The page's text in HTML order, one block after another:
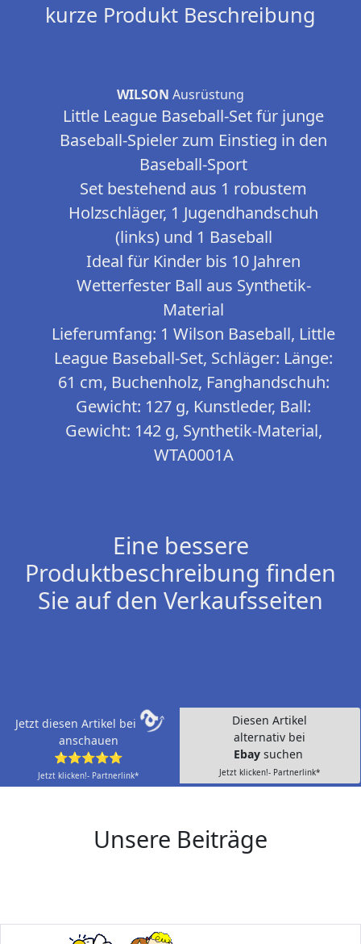
kurze Produkt Beschreibung
WILSON Ausrüstung
Little League Baseball-Set für junge
Baseball-Spieler zum Einstieg in den
Baseball-Sport
Set bestehend aus 1 robustem
Holzschläger, 1 Jugendhandschuh
(links) und 1 Baseball
Ideal für Kinder bis 10 Jahren
Wetterfester Ball aus Synthetik-
Material
Lieferumfang: 1 Wilson Baseball, Little
League Baseball-Set, Schläger: Länge:
61 cm, Buchenholz, Fanghandschuh:
Gewicht: 127 g, Kunstleder, Ball:
Gewicht: 142 g, Synthetik-Material,
WTA0001A
Eine bessere
Produktbeschreibung finden
Sie auf den Verkaufsseiten
Jetzt diesen Artikel bei
anschauen
⭐⭐⭐⭐⭐
Jetzt klicken!- Partnerlink*
Diesen Artikel
alternativ bei
Ebay suchen
Jetzt klicken!- Partnerlink*
Unsere Beiträge